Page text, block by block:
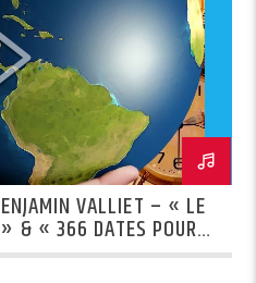
VALLIET – « LE
» & « 366 DATES POUR
FEMMES »